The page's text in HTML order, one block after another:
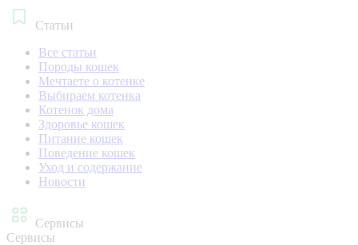
Статьи
Все статьи
Породы кошек
Мечтаете о котенке
Выбираем котенка
Котенок дома
Здоровье кошек
Питание кошек
Поведение кошек
Уход и содержание
Новости
Сервисы
Сервисы